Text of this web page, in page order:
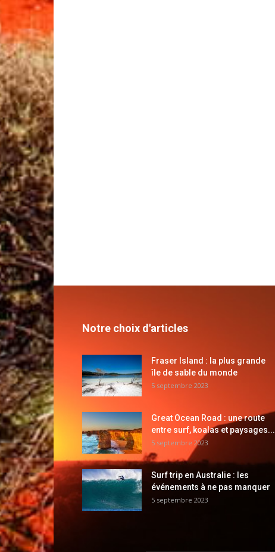
Notre choix d'articles
Fraser Island : la plus grande
île de sable du monde
5 septembre 2023
Great Ocean Road : une route
entre surf, koalas et paysages...
5 septembre 2023
Surf trip en Australie : les
événements à ne pas manquer
5 septembre 2023